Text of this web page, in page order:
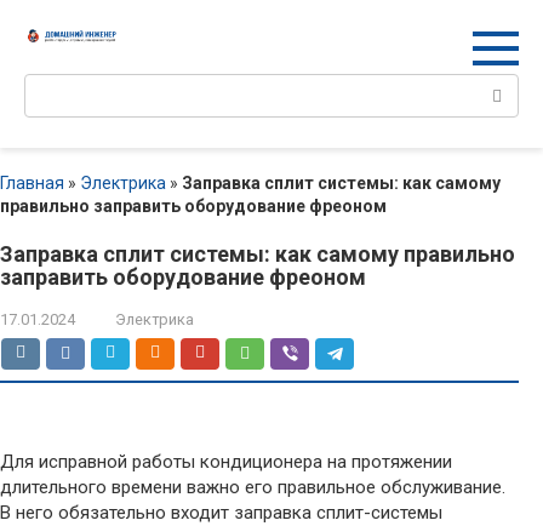
Поиск:
Главная » Электрика » Заправка сплит системы: как самому
правильно заправить оборудование фреоном
Заправка сплит системы: как самому правильно
заправить оборудование фреоном
17.01.2024 Электрика
Для исправной работы кондиционера на протяжении
длительного времени важно его правильное обслуживание.
В него обязательно входит заправка сплит-системы